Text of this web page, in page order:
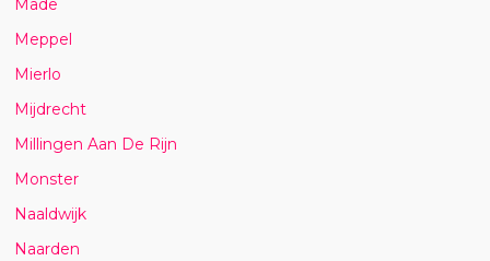
Made
Meppel
Mierlo
Mijdrecht
Millingen Aan De Rijn
Monster
Naaldwijk
Naarden